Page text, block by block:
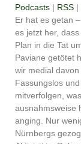
Deezer
RSS
YouTube
RSS FEED
LINK
EMBED
Podcasts | RSS |
Er hat es getan
es jetzt her,
Plan in die Tat
Paviane getötet
wir medial davon
Fassungslos
mitverfolgen,
ausnahmsweise
anging. Nur
Nürnbergs